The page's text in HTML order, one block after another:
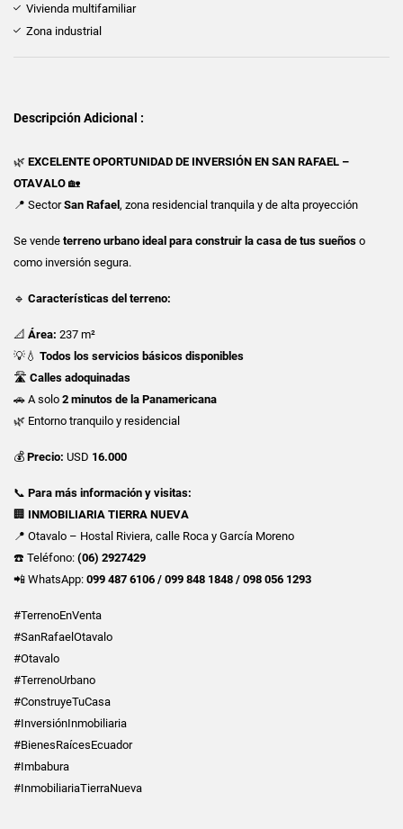
Vivienda multifamiliar
Zona industrial
Descripción Adicional :
🌿 EXCELENTE OPORTUNIDAD DE INVERSIÓN EN SAN RAFAEL –
OTAVALO 🏡
📍 SectorSan Rafael , zona residencial tranquila y de alta proyección
Se vende terreno urbano ideal para construir la casa de tus sueños o
como inversión segura.
🔹 Características del terreno:
📐 Área: 237 m²
💡💧 Todos los servicios básicos disponibles
🛣 Calles adoquinadas
🚗 A solo 2 minutos de la Panamericana
🌿 Entorno tranquilo y residencial
💰 Precio: USD 16.000
📞 Para más información y visitas:
🏢 INMOBILIARIA TIERRA NUEVA
📍 Otavalo – Hostal Riviera, calle Roca y García Moreno
☎️ Teléfono: (06) 2927429
📲 WhatsApp: 099 487 6106 / 099 848 1848 / 098 056 1293
#TerrenoEnVenta
#SanRafaelOtavalo
#Otavalo
#TerrenoUrbano
#ConstruyeTuCasa
#InversiónInmobiliaria
#BienesRaícesEcuador
#Imbabura
#InmobiliariaTierraNueva